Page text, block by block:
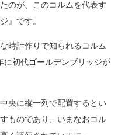
のが、このコルムを代表す
』です。
時計作りで知られるコルム
に初代ゴールデンブリッジが
央に縦一列で配置するとい
ものであり、いまなおコル